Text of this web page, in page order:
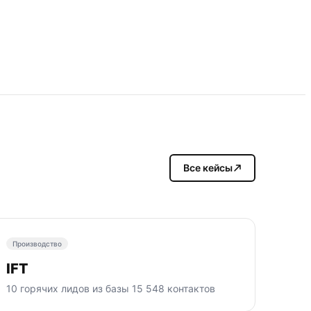
Все кейсы
Производство
IFT
10 горячих лидов из базы 15 548 контактов